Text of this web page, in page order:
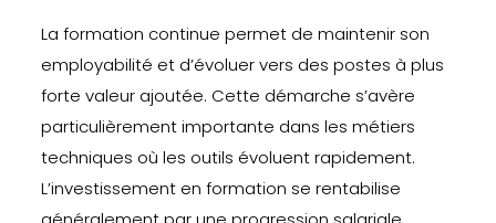
La formation continue permet de maintenir son
employabilité et d’évoluer vers des postes à plus
forte valeur ajoutée. Cette démarche s’avère
particulièrement importante dans les métiers
techniques où les outils évoluent rapidement.
L’investissement en formation se rentabilise